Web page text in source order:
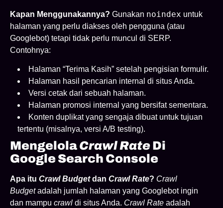
Kapan Menggunakannya? Gunakan noindex untuk
halaman yang perlu diakses oleh pengguna (atau
Googlebot) tetapi tidak perlu muncul di SERP.
Contohnya:
Halaman “Terima Kasih” setelah pengisian formulir.
Halaman hasil pencarian internal di situs Anda.
Versi cetak dari sebuah halaman.
Halaman promosi internal yang bersifat sementara.
Konten duplikat yang sengaja dibuat untuk tujuan
tertentu (misalnya, versi A/B testing).
MengelolaCrawl RateDi
Google Search Console
Apa itu Crawl Budgetdan Crawl Rate? Crawl
Budgetadalah jumlah halaman yang Googlebot ingin
dan mampu crawl di situs Anda. Crawl Rate adalah